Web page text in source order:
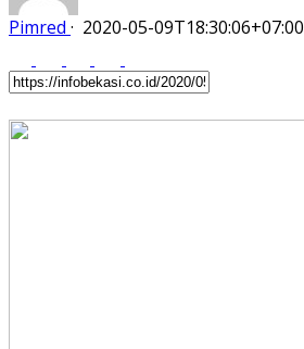
Pimred · 2020-05-09T18:30:06+07:00